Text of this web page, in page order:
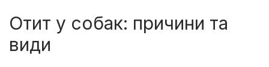
Отит у собак: причини та
види